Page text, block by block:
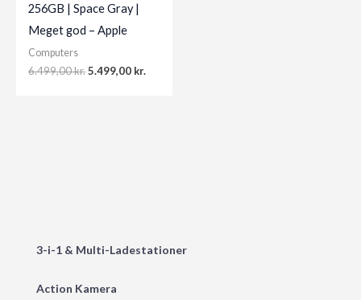
3-i-1 & Multi-Ladestationer
Action Kamera
256GB | Space Gray |
Meget god – Apple
Computers
6.499,00kr. Original
5.499,00 kr.